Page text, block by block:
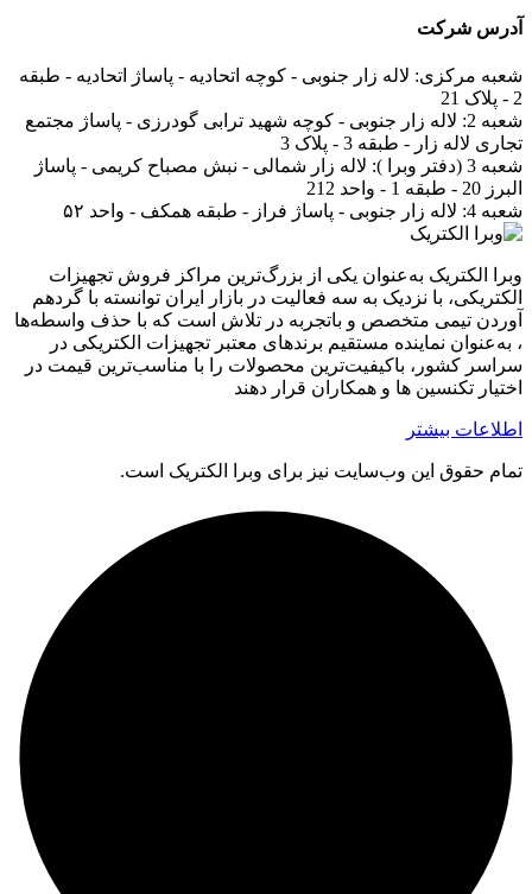
آدرس شرکت
شعبه مرکزی: لاله زار جنوبی - کوچه اتحادیه - پاساژ اتحادیه - طبقه
2 - پلاک 21
شعبه 2:
لاله زار جنوبی - کوچه شهید ترابی گودرزی - پاساژ مجتمع
تجاری لاله زار - طبقه 3 - پلاک 3
شعبه 3 (دفتر وبرا ):
لاله زار شمالی - نبش مصباح کریمی - پاساژ
البرز 20 - طبقه 1 - واحد 212
شعبه 4:
لاله زار جنوبی - پاساژ فراز - طبقه همکف - واحد ۵۲
وبرا الکتریک به‌عنوان یکی از بزرگ‌ترین مراکز فروش تجهیزات
الکتریکی، با نزدیک به سه فعالیت در بازار ایران توانسته با گردهم‌
آوردن تیمی متخصص و باتجربه در تلاش است که با حذف واسطه‌ها
، به‌عنوان نماینده مستقیم برندهای معتبر تجهیزات الکتریکی در
سراسر کشور، باکیفیت‌ترین محصولات را با مناسب‌ترین قیمت در
اختیار تکنسین ها و همکاران قرار دهند
اطلاعات بیشتر
تمام حقوق اين وب‌سايت نیز برای وبرا الکتریک است.